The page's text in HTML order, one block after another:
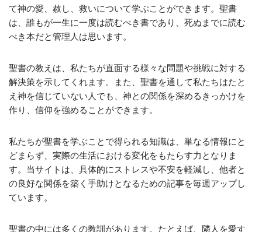
て神の愛、赦し、救いについて学ぶことができます。聖書
は、誰もが一生に一度は読むべき書であり、死ぬまでに読む
べき本だと管理人は思います。
聖書の教えは、私たちが直面する様々な問題や挑戦に対する
解決策を示してくれます。また、聖書を通して私たちはたと
え神を信じていない人でも、神との関係を深めるきっかけを
作り、信仰を強めることができます。
私たちが聖書を学ぶことで得られる知識は、単なる情報にと
どまらず、実際の生活における変化をもたらす力となりま
す。当サイトは、具体的にストレスや不安を軽減し、他者と
の良好な関係を築く手助けとなるための記事を毎週アップし
ています。
聖書の中には多くの教訓があります。たとえば、隣人を愛す